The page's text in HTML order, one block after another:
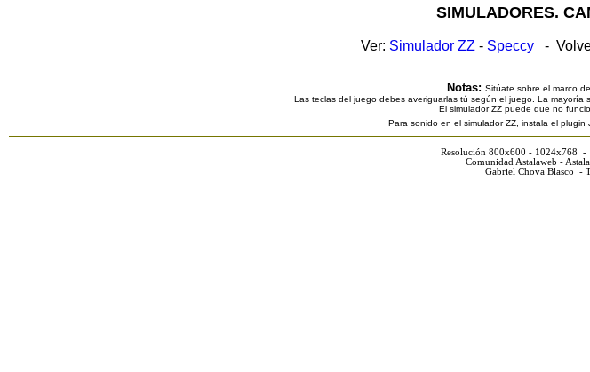
SIMULADORES.
Ver: Simulador ZZ - Speccy -
Notas: Sitúate sobre el marco
Las teclas del juego debes averiguarlas tú según el juego. La
El simulador ZZ puede que no
Para sonido en el simulador ZZ, instala el plugin
Resolución 800x600 - 1024x768
Comunidad Astalaweb -
Gabriel Chova Blasco -